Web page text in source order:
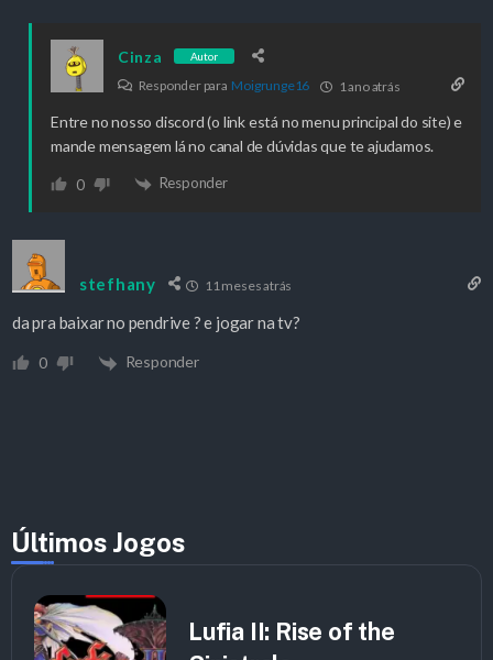
Cinza Autor
Responder para Moigrunge16 1 ano atrás
Entre no nosso discord (o link está no menu principal do site) e
mande mensagem lá no canal de dúvidas que te ajudamos.
0 Responder
stefhany 11 meses atrás
da pra baixar no pendrive ? e jogar na tv?
0 Responder
Últimos Jogos
Lufia II: Rise of the